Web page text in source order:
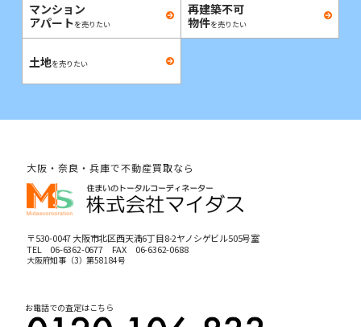
マンション
アパートを売りたい
再建築不可
物件を売りたい
土地を売りたい
大阪・奈良・兵庫で不動産買取なら
〒530-0047 大阪市北区西天満6丁目8-2ヤノシゲビル505号室
TEL 06-6362-0677FAX 06-6362-0688
大阪府知事（3）第58184号
お電話での査定はこちら